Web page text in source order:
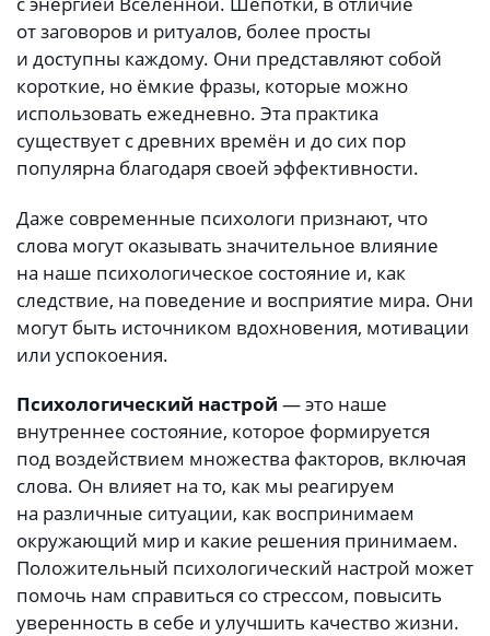
от заговоров и ритуалов, более просты
и доступны каждому. Они представляют собой
короткие, но ёмкие фразы, которые можно
использовать ежедневно. Эта практика
существует с древних времён и до сих пор
популярна благодаря своей эффективности.
Даже современные психологи признают, что
слова могут оказывать значительное влияние
на наше психологическое состояние и, как
следствие, на поведение и восприятие мира. Они
могут быть источником вдохновения, мотивации
или успокоения.
Психологический настрой — это наше
внутреннее состояние, которое формируется
под воздействием множества факторов, включая
слова. Он влияет на то, как мы реагируем
на различные ситуации, как воспринимаем
окружающий мир и какие решения принимаем.
Положительный психологический настрой может
помочь нам справиться со стрессом, повысить
уверенность в себе и улучшить качество жизни.